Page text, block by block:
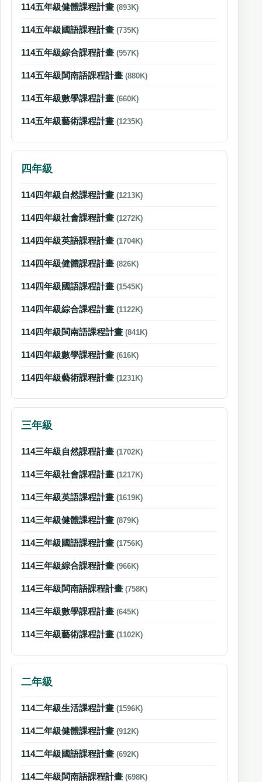
114五年級健體課程計畫 (893K)
114五年級國語課程計畫 (735K)
114五年級綜合課程計畫 (957K)
114五年級閩南語課程計畫 (880K)
114五年級數學課程計畫 (660K)
114五年級藝術課程計畫 (1235K)
四年級
114四年級自然課程計畫 (1213K)
114四年級社會課程計畫 (1272K)
114四年級英語課程計畫 (1704K)
114四年級健體課程計畫 (826K)
114四年級國語課程計畫 (1545K)
114四年級綜合課程計畫 (1122K)
114四年級閩南語課程計畫 (841K)
114四年級數學課程計畫 (616K)
114四年級藝術課程計畫 (1231K)
三年級
114三年級自然課程計畫 (1702K)
114三年級社會課程計畫 (1217K)
114三年級英語課程計畫 (1619K)
114三年級健體課程計畫 (879K)
114三年級國語課程計畫 (1756K)
114三年級綜合課程計畫 (966K)
114三年級閩南語課程計畫 (758K)
114三年級數學課程計畫 (645K)
114三年級藝術課程計畫 (1102K)
二年級
114二年級生活課程計畫 (1596K)
114二年級健體課程計畫 (912K)
114二年級國語課程計畫 (692K)
114二年級閩南語課程計畫 (698K)